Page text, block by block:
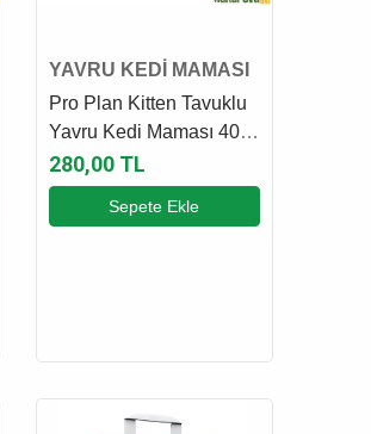
YAVRU KEDİ MAMASI
Pro Plan Kitten Tavuklu
Yavru Kedi Maması 400
Gr
280,00 TL
Sepete Ekle